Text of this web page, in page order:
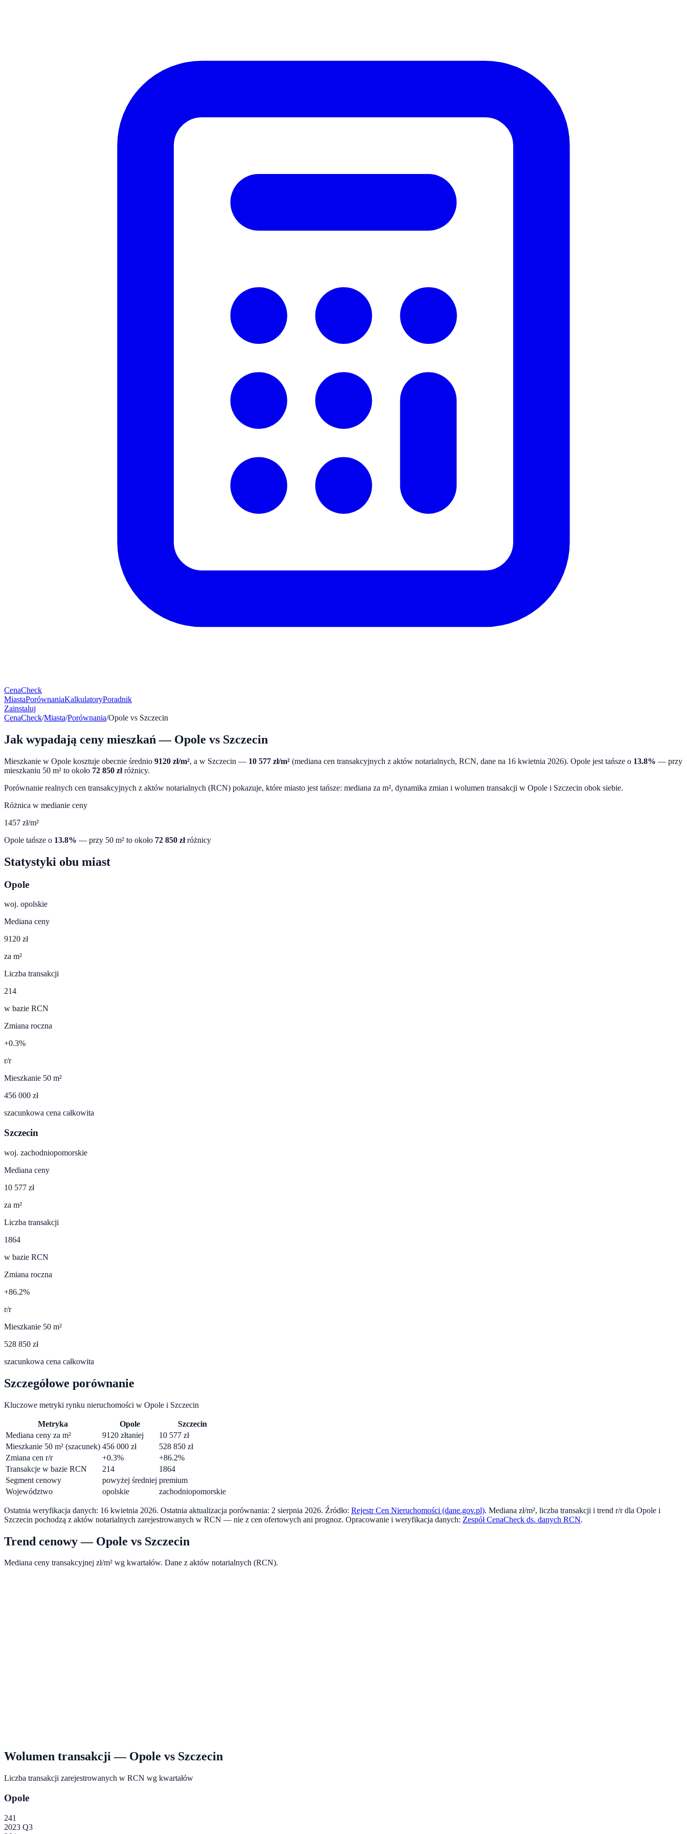
CenaCheck
MiastaPorównaniaKalkulatoryPoradnik
Zainstaluj
CenaCheck/Miasta/Porównania/Opole vs Szczecin
Jak wypadają ceny mieszkań — Opole vs Szczecin
Mieszkanie w Opole kosztuje obecnie średnio 9120 zł/m², a w Szczecin — 10 577 zł/m² (mediana cen transakcyjnych z aktów notarialnych, RCN, dane na 16 kwietnia 2026). Opole jest tańsze o 13.8% — przy
mieszkaniu 50 m² to około 72 850 złróżnicy.
Porównanie realnych cen transakcyjnych z aktów notarialnych (RCN) pokazuje, które miasto jest tańsze: mediana za m², dynamika zmian i wolumen transakcji w Opole i Szczecin obok siebie.
Różnica w medianie ceny
1457 zł/m²
Opole tańsze o 13.8% — przy 50 m² to około 72 850 złróżnicy
Statystyki obu miast
Opole
woj. opolskie
Mediana ceny
9120 zł
za m²
Liczba transakcji
214
w bazie RCN
Zmiana roczna
+0.3%
r/r
Mieszkanie 50 m²
456 000 zł
szacunkowa cena całkowita
Szczecin
woj. zachodniopomorskie
Mediana ceny
10 577 zł
za m²
Liczba transakcji
1864
w bazie RCN
Zmiana roczna
+86.2%
r/r
Mieszkanie 50 m²
528 850 zł
szacunkowa cena całkowita
Szczegółowe porównanie
Kluczowe metryki rynku nieruchomości w Opole i Szczecin
Metryka Opole
Szczecin
Mediana ceny za m²
9120 złtaniej 10 577 zł
Mieszkanie 50 m² (szacunek) 456 000 zł 528 850 zł
Zmiana cen r/r
+0.3% +86.2%
Transakcje w bazie RCN
214
1864
Segment cenowy
powyżej średniej premium
Województwo
opolskie zachodniopomorskie
Ostatnia weryfikacja danych: 16 kwietnia 2026. Ostatnia aktualizacja porównania: 2 sierpnia 2026. Źródło: Rejestr Cen Nieruchomości (dane.gov.pl). Mediana zł/m², liczba transakcji i trend r/r dla Opole i
Szczecin pochodzą z aktów notarialnych zarejestrowanych w RCN — nie z cen ofertowych ani prognoz. Opracowanie i weryfikacja danych: Zespół CenaCheck ds. danych RCN.
Trend cenowy — Opole vs Szczecin
Mediana ceny transakcyjnej zł/m² wg kwartałów. Dane z aktów notarialnych (RCN).
Wolumen transakcji — Opole vs Szczecin
Liczba transakcji zarejestrowanych w RCN wg kwartałów
Opole
241
2023 Q3